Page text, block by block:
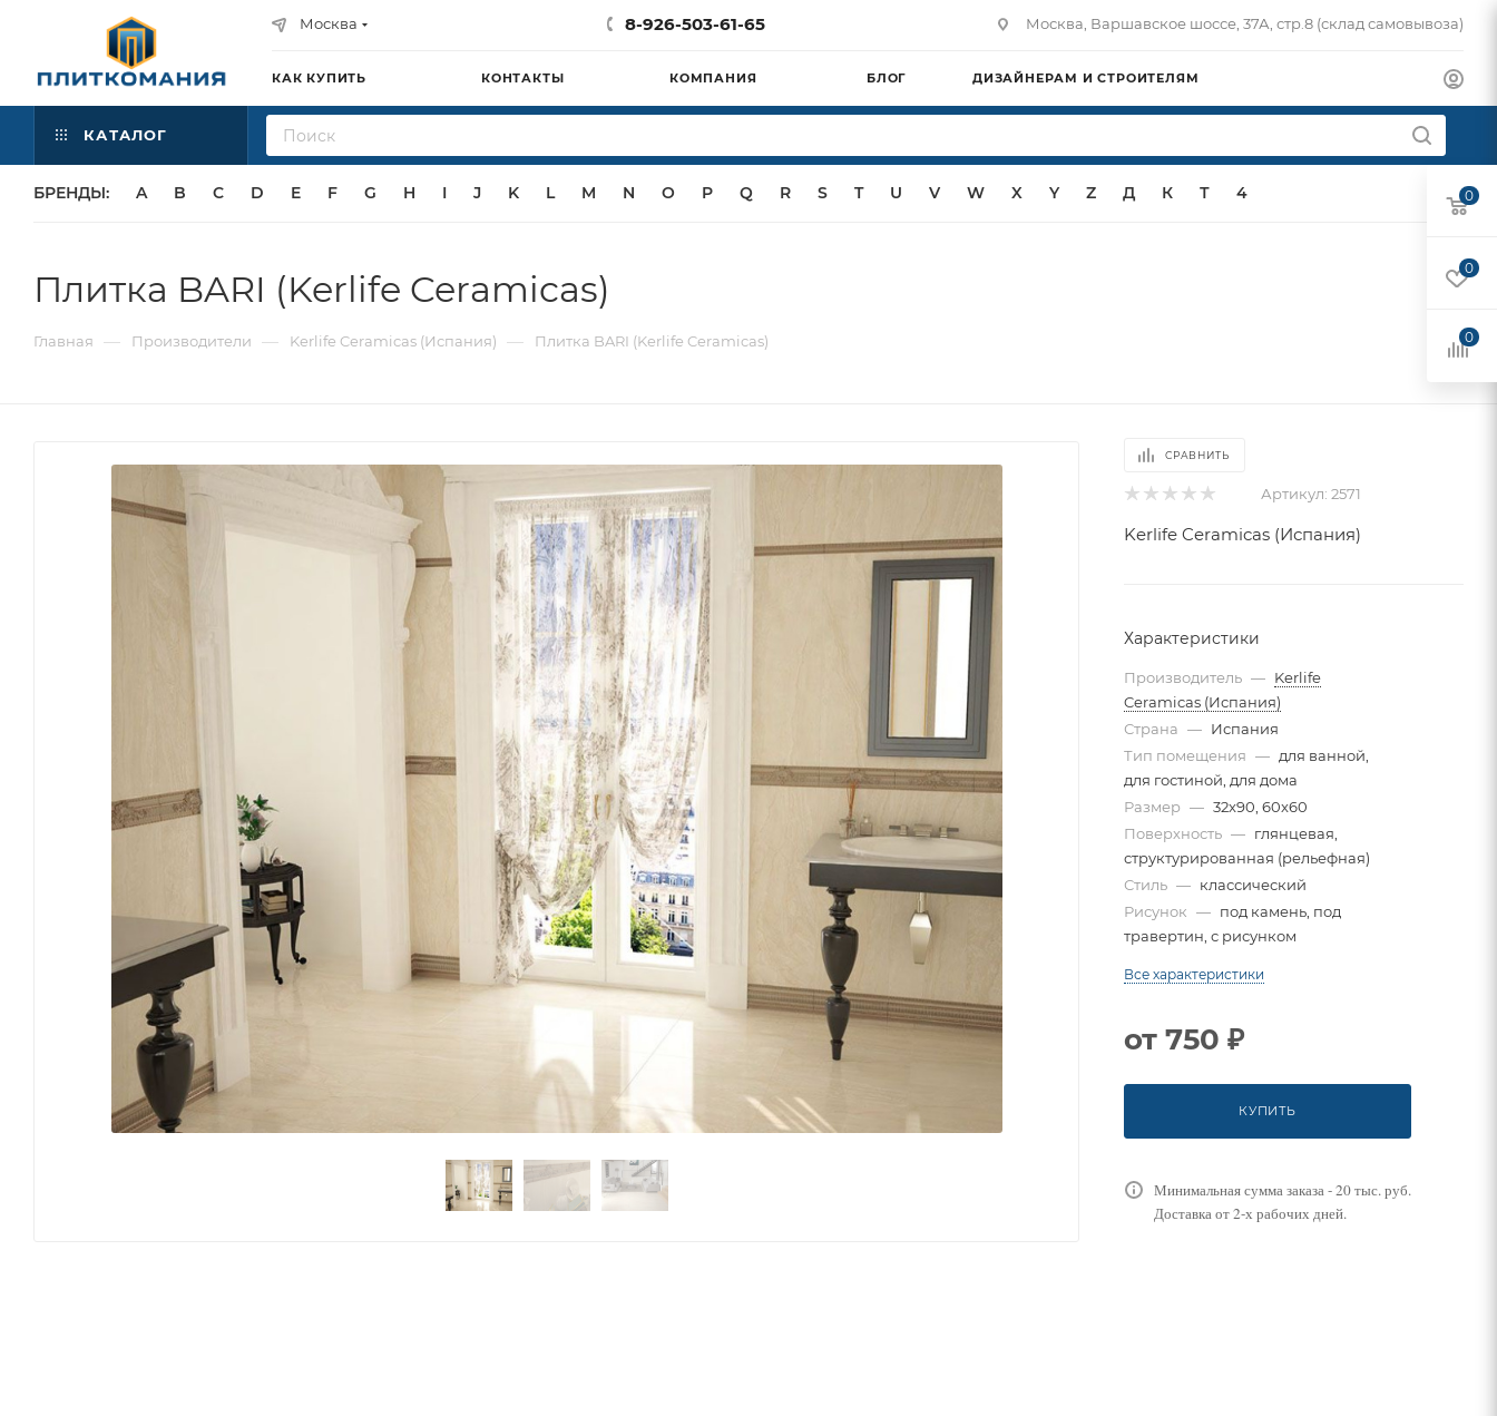
Москва 8-926-503-61-65 Москва, Варшавское шоссе, 37А, стр.8 (склад самовывоза)
КАК КУПИТЬ КОНТАКТЫ КОМПАНИЯ БЛОГ ДИЗАЙНЕРАМ И СТРОИТЕЛЯМ
КАТАЛОГ
БРЕНДЫ: A B C D E F G H I J K L M N O P Q R S T U V W X Y Z Д К Т 4
Плитка BARI (Kerlife Ceramicas)
Главная — Производители — Kerlife Ceramicas (Испания) — Плитка BARI (Kerlife Ceramicas)
СРАВНИТЬ
Артикул: 2571
Kerlife Ceramicas (Испания)
Характеристики
Производитель — Kerlife
Ceramicas (Испания)
Страна — Испания
Тип помещения — для ванной,
для гостиной, для дома
Размер — 32x90, 60x60
Поверхность — глянцевая,
структурированная (рельефная)
Стиль — классический
Рисунок — под камень, под
травертин, с рисунком
Все характеристики
от 750 ₽
КУПИТЬ
Минимальная сумма заказа - 20 тыс. руб.
Доставка от 2-х рабочих дней.
0
0
0